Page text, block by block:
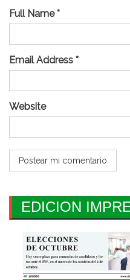
Full Name *
Email Address *
Website
EDICION